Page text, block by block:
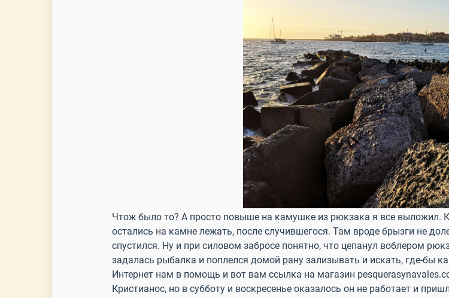
Чтож было то? А просто повыше на камушке из рюкзака я все выложил.
остались на камне лежать, после случившегося. Там вроде брызги не
спустился. Ну и при силовом забросе понятно, что цепанул воблером
задалась рыбалка и поплелся домой рану зализывать и искать, где-бы
Интернет нам в помощь и вот вам ссылка на магазин
Кристианос, но в субботу и воскресенье оказалось он не работает и